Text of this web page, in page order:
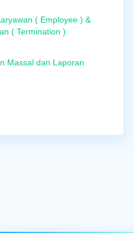
( Employee ) &
( Termination )
Massal dan Laporan